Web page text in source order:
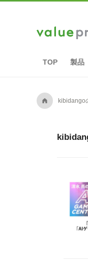
TOP 製品
A kibidango